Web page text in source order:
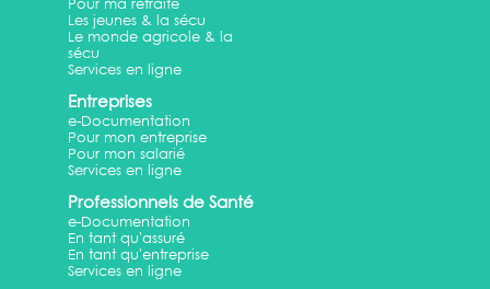
Les jeunes & la sécu
Le monde agricole & la
sécu
Services en ligne
Entreprises
e-Documentation
Pour mon entreprise
Pour mon salarié
Services en ligne
Professionnels de Santé
e-Documentation
En tant qu'assuré
En tant qu'entreprise
Services en ligne